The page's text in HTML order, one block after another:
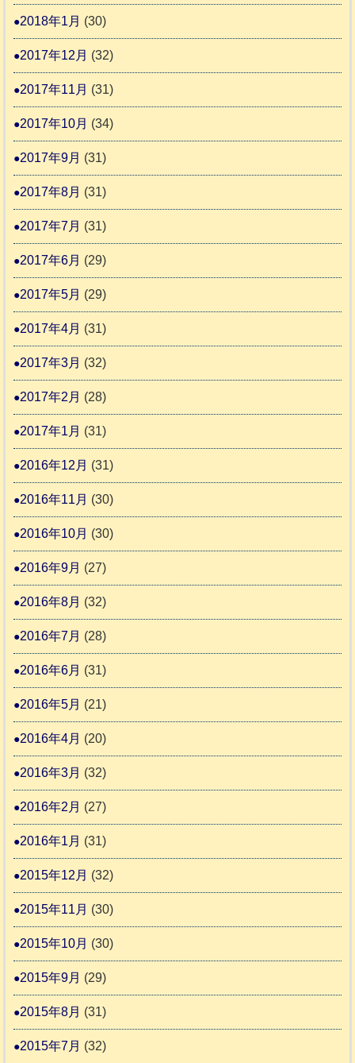
2018年1月 (30)
2017年12月 (32)
2017年11月 (31)
2017年10月 (34)
2017年9月 (31)
2017年8月 (31)
2017年7月 (31)
2017年6月 (29)
2017年5月 (29)
2017年4月 (31)
2017年3月 (32)
2017年2月 (28)
2017年1月 (31)
2016年12月 (31)
2016年11月 (30)
2016年10月 (30)
2016年9月 (27)
2016年8月 (32)
2016年7月 (28)
2016年6月 (31)
2016年5月 (21)
2016年4月 (20)
2016年3月 (32)
2016年2月 (27)
2016年1月 (31)
2015年12月 (32)
2015年11月 (30)
2015年10月 (30)
2015年9月 (29)
2015年8月 (31)
2015年7月 (32)